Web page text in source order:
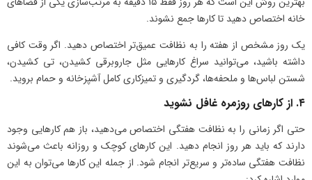
خانه اختصاص دهید تا کارها جمع نشوند.
یک روز مشخص از هفته را به نظافت عمیق‌تر اختصاص دهید. اگر وقت کافی
داشته باشید، می‌توانید سراغ کارهایی مثل جاروبرقی کشیدن، تی کشیدن،
شستن لباس‌ها و ملحفه‌ها، گردگیری و تمیزکاری کامل آشپزخانه و حمام بروید.
۴. از کارهای روزمره غافل نشوید
حتی اگر زمانی را به نظافت هفتگی اختصاص می‌دهید، باز هم کارهایی وجود
دارند که باید هر روز انجام دهید. این کارهای کوچک و روزانه باعث می‌شوند
نظافت هفتگی ساده‌تر و سریع‌تر انجام شود. از جمله این کارها می‌توان به این